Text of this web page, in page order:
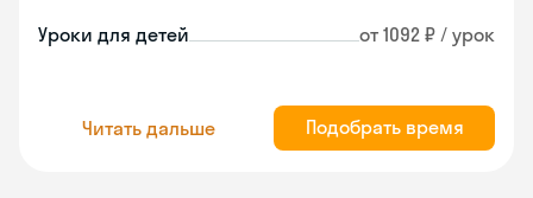
Уроки для детей от 1092 ₽ / урок
Читать дальше Подобрать время